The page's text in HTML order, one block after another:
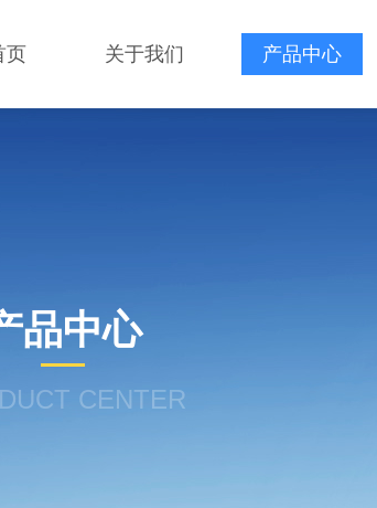
页 关于我们 产品中心
品中心
CENTER